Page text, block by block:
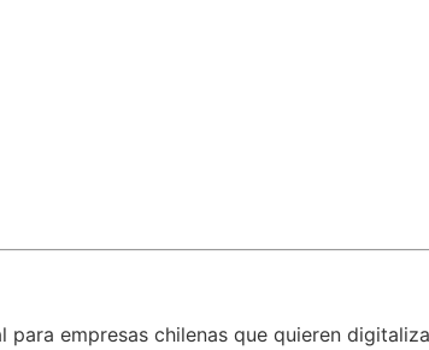
para empresas chilenas que quieren